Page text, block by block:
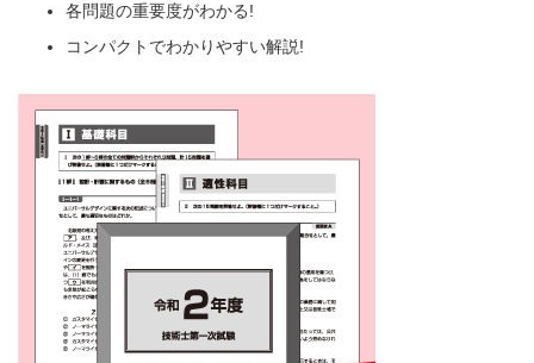
各問題の重要度がわかる!
コンパクトでわかりやすい解説!